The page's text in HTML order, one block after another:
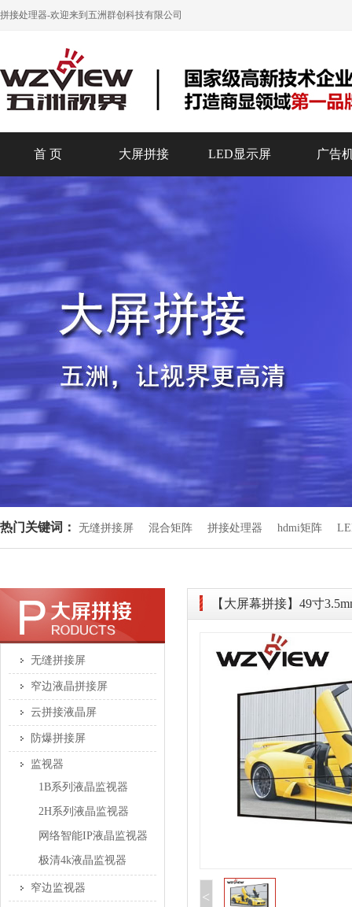
拼接处理器-欢迎来到五洲群创科技有限公司
首 页 大屏拼接 LED显示屏 广告
热门关键词： 无缝拼接屏 混合矩阵 拼接处理器 hdmi矩阵
无缝拼接屏
窄边液晶拼接屏
云拼接液晶屏
防爆拼接屏
监视器
1B系列液晶监视器
2H系列液晶监视器
网络智能IP液晶监视器
极清4k液晶监视器
窄边监视器
【大屏幕拼接】49寸
<